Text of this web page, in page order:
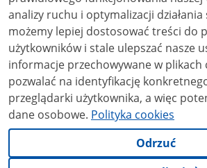
analizy ruchu i optymalizacji działania strony.
możemy lepiej dostosować treści do
użytkowników i stale ulepszać nasze usługi.
informacje przechowywane w plikach
pozwalać na identyfikację
przeglądarki użytkownika, a więc
dane osobowe. Polityka cookies
Odrzuć